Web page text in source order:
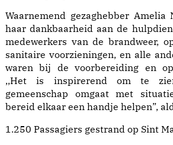
Waarnemend gezaghebber Amelia
haar dankbaarheid aan de
medewerkers van de brandweer,
sanitaire voorzieningen, en alle
waren bij de voorbereiding en
,,Het is inspirerend om te
gemeenschap omgaat met
bereid elkaar een handje helpen”,
1.250 Passagiers gestrand op Sint